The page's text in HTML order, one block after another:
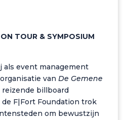
ON TOUR & SYMPOSIUM
event management
van De Gemene
reizende billboard
F|Fort Foundation trok
om bewustzijn